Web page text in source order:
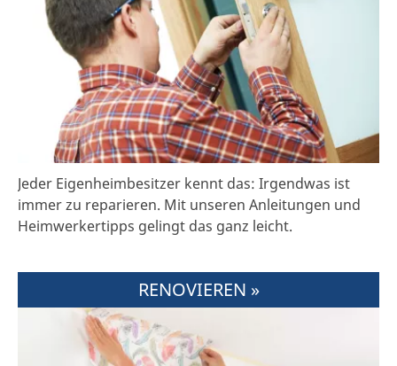
Jeder Eigenheimbesitzer kennt das: Irgendwas ist
immer zu reparieren. Mit unseren Anleitungen und
Heimwerkertipps gelingt das ganz leicht.
RENOVIEREN »